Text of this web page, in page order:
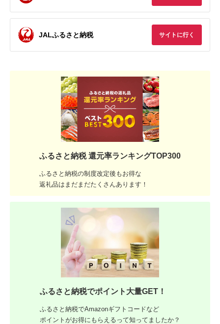
JALふるさと納税 サイトに行く
ふるさと納税 還元率ランキングTOP300
ふるさと納税の制度改定後もお得な
返礼品はまだまだたくさんあります！
ふるさと納税でポイント大量GET！
ふるさと納税でAmazonギフトコードなど
ポイントがお得にもらえるって知ってましたか？